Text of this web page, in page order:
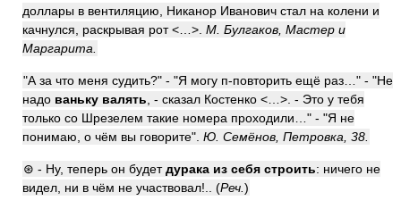
доллары в вентиляцию, Никанор Иванович стал на колени и
качнулся, раскрывая рот <…>. М. Булгаков, Мастер и
Маргарита.
"А за что меня судить?" - "Я могу п-повторить ещё раз…" - "Не
надо ваньку валять , - сказал Костенко <…>. - Это у тебя
только со Шрезелем такие номера проходили…" - "Я не
понимаю, о чём вы говорите". Ю. Семёнов, Петровка, 38.
⊛ - Ну, теперь он будетдурака из себя строить: ничего не
видел, ни в чём не участвовал!.. (Реч. )